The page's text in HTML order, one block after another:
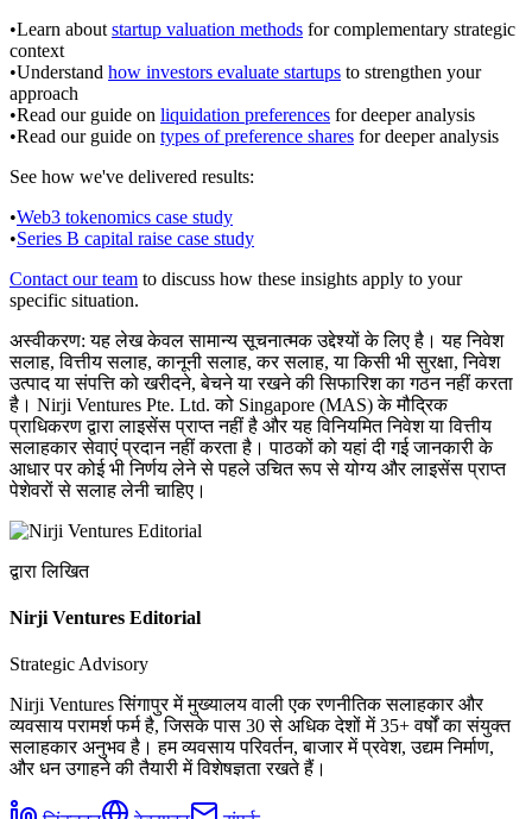
•Learn about startup valuation methods for complementary strategic
context
•Understand how investors evaluate startups to strengthen your
approach
•Read our guide on liquidation preferences for deeper analysis
•Read our guide on types of preference shares for deeper analysis
See how we've delivered results:
•Web3 tokenomics case study
•Series B capital raise case study
Contact our team to discuss how these insights apply to your
specific situation.
अस्वीकरण: यह लेख केवल सामान्य सूचनात्मक उद्देश्यों के लिए है। यह निवेश
सलाह, वित्तीय सलाह, कानूनी सलाह, कर सलाह, या किसी भी सुरक्षा, निवेश
उत्पाद या संपत्ति को खरीदने, बेचने या रखने की सिफारिश का गठन नहीं करता
है। Nirji Ventures Pte. Ltd. को Singapore (MAS) के मौद्रिक
प्राधिकरण द्वारा लाइसेंस प्राप्त नहीं है और यह विनियमित निवेश या वित्तीय
सलाहकार सेवाएं प्रदान नहीं करता है। पाठकों को यहां दी गई जानकारी के
आधार पर कोई भी निर्णय लेने से पहले उचित रूप से योग्य और लाइसेंस प्राप्त
पेशेवरों से सलाह लेनी चाहिए।
द्वारा लिखित
Nirji Ventures Editorial
Strategic Advisory
Nirji Ventures सिंगापुर में मुख्यालय वाली एक रणनीतिक सलाहकार और
व्यवसाय परामर्श फर्म है, जिसके पास 30 से अधिक देशों में 35+ वर्षों का संयुक्त
सलाहकार अनुभव है। हम व्यवसाय परिवर्तन, बाजार में प्रवेश, उद्यम निर्माण,
और धन उगाहने की तैयारी में विशेषज्ञता रखते हैं।